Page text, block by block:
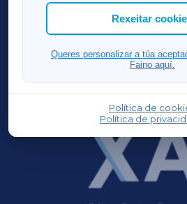
Rexeitar
Queres personalizar a túa
Faino aquí.
Política de
Política de
ACORUÑAXA
FERROLXA